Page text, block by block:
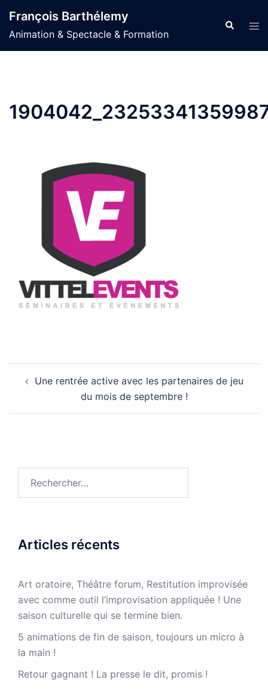
au
contenu
François Barthélemy
Animation & Spectacle & Formation
d’article
Une rentrée active avec les partenaires de jeu
du mois de septembre !
Articles récents
Art oratoire, Théâtre forum, Restitution improvisée
avec comme outil l’improvisation appliquée ! Une
saison culturelle qui se termine bien.
5 animations de fin de saison, toujours un micro à
la main !
Retour gagnant ! La presse le dit, promis !